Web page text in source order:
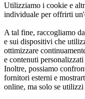
Utilizziamo i cookie e
individuale per offrirti
A tal fine, raccogliamo
e sui dispositivi che
ottimizzare
e contenuti
Inoltre, possiamo
fornitori esterni e
online, ma solo se